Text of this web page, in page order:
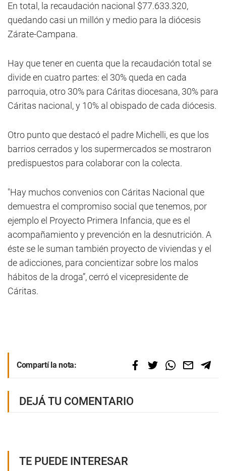
En total, la recaudación nacional $77.633.320,
quedando casi un millón y medio para la diócesis
Zárate-Campana.
Hay que tener en cuenta que la recaudación total se
divide en cuatro partes: el 30% queda en cada
parroquia, otro 30% para Cáritas diocesana, 30% para
Cáritas nacional, y 10% al obispado de cada diócesis.
Otro punto que destacó el padre Michelli, es que los
barrios cerrados y los supermercados se mostraron
predispuestos para colaborar con la colecta.
"Hay muchos convenios con Cáritas Nacional que
demuestra el compromiso social que tenemos, por
ejemplo el Proyecto Primera Infancia, que es el
acompañamiento y prevención en la desnutrición. A
éste se le suman también proyecto de viviendas y el
de adicciones, para concientizar sobre los malos
hábitos de la droga”, cerró el vicepresidente de
Cáritas.
Compartí la nota:
DEJÁ TU COMENTARIO
TE PUEDE INTERESAR